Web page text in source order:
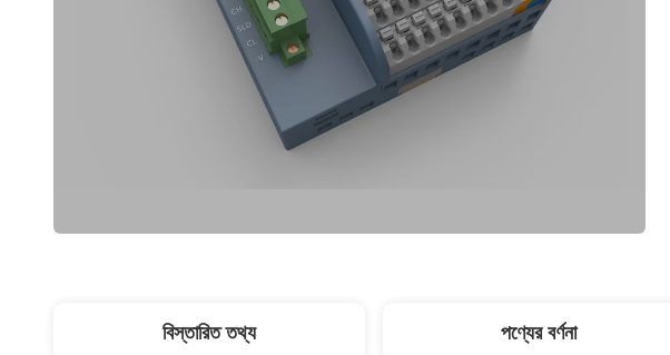
বিস্তারিত তথ্য পণ্যের বর্ণনা